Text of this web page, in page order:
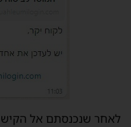
לאחר שנכנסתם אל